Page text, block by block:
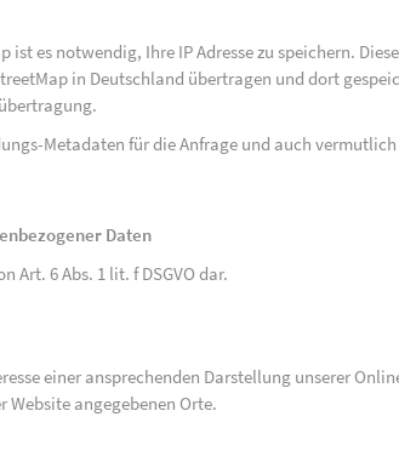
es notwendig, Ihre IP Adresse zu speichern.
in Deutschland übertragen und dort
Metadaten für die Anfrage und auch
Daten
Art. 6 Abs. 1 lit. f DSGVO dar.
einer ansprechenden Darstellung unserer
angegebenen Orte.